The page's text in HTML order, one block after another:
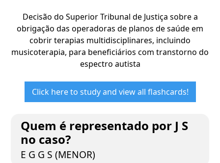
Decisão do Superior Tribunal de Justiça sobre a
obrigação das operadoras de planos de saúde em
cobrir terapias multidisciplinares, incluindo
musicoterapia, para beneficiários com transtorno do
espectro autista
Click here to study and view all flashcards!
Quem é representado por J S
no caso?
E G G S (MENOR)